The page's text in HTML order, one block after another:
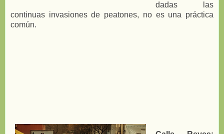
dadas las
continuas invasiones de peatones, no es una práctica
común.